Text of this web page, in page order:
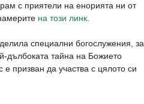
с приятели на енорията ни от
на този линк.
специални богослужения, за
дълбоката тайна на Божието
призван да участва с цялото си